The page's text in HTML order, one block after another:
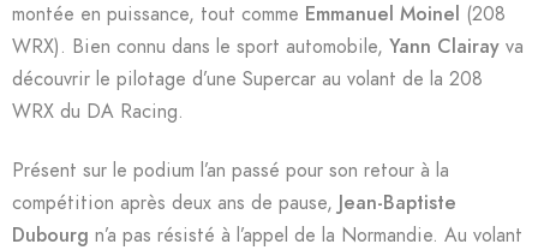
montée en puissance, tout comme Emmanuel Moinel (208
WRX). Bien connu dans le sport automobile, Yann Clairay va
découvrir le pilotage d’une Supercar au volant de la 208
WRX du DA Racing.
Présent sur le podium l’an passé pour son retour à la
compétition après deux ans de pause, Jean-Baptiste
Dubourg n’a pas résisté à l’appel de la Normandie. Au volant